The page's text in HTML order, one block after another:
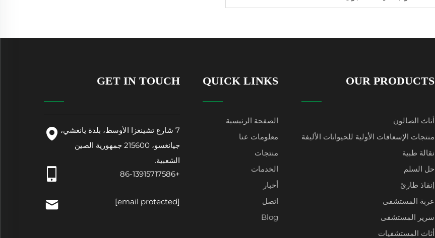
OUR PRODUCTS
أثاث الصالون
منتجات الإسعافات الأولية للحيوانات الأليفة
نقالة طبية
حل السلم
إنقاذ طارئ
عربة المستشفى
سرير المستشفى
أثاث المستشفيات
QUICK LINKS
الصفحة الرئيسية
معلومات عنا
منتجات
الخدمات
أخبار
اتصل
Blog
GET IN TOUCH
7 شارع تشينغزا الأوسط، بلدة يانغشي،
جيانغسو، 215600 جمهورية الصين
الشعبية.
+86-13915717586
[email protected]